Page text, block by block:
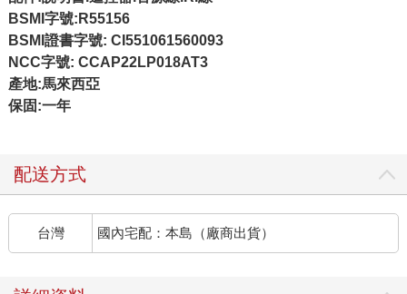
BSMI字號:R55156
BSMI證書字號: CI551061560093
NCC字號: CCAP22LP018AT3
產地:馬來西亞
保固:一年
配送方式
台灣 國內宅配：本島（廠商出貨）